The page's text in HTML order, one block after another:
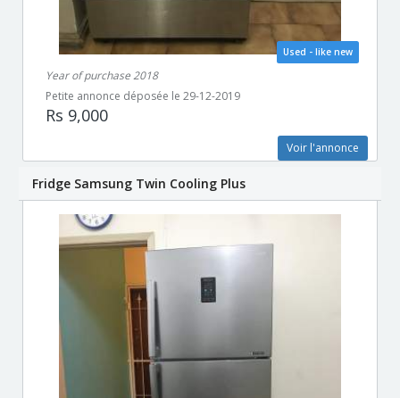
Used - like new
Year of purchase 2018
Petite annonce déposée le 29-12-2019
Rs 9,000
Voir l'annonce
Fridge Samsung Twin Cooling Plus